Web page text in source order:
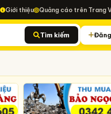
Giới thiệu Quảng cáo trên Trang
Tìm kiếm